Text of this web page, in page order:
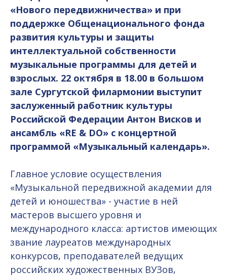
«Нового передвижничества» и при
поддержке Общенационального фонда
развития культуры и защиты
интеллектуальной собственности
музыкальные программы для детей и
взрослых. 22 октября в 18.00 в большом
зале Сургутской филармонии выступит
заслуженный работник культуры
Российской Федерации Антон Висков и
ансамбль «RE & DO» с концертной
программой «Музыкальный календарь».
Главное условие осуществления
«Музыкальной передвижной академии для
детей и юношества» - участие в ней
мастеров высшего уровня и
международного класса: артистов имеющих
звание лауреатов международных
конкурсов, преподавателей ведущих
российских художественных ВУЗов,